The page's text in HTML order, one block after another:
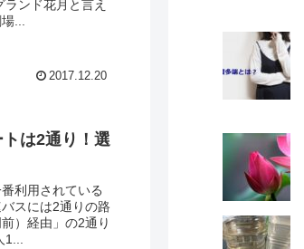
ンド花月と言え
...
2017.12.20
は2通り！選
利用されている
スには2通りの路
）経由」の2通り